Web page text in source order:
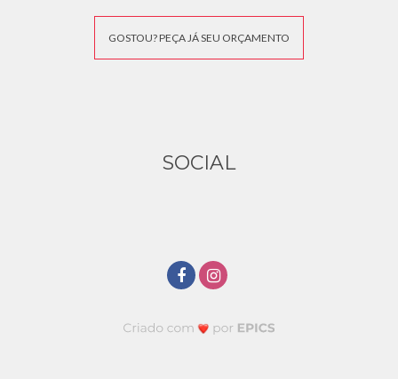
GOSTOU? PEÇA JÁ SEU ORÇAMENTO
SOCIAL